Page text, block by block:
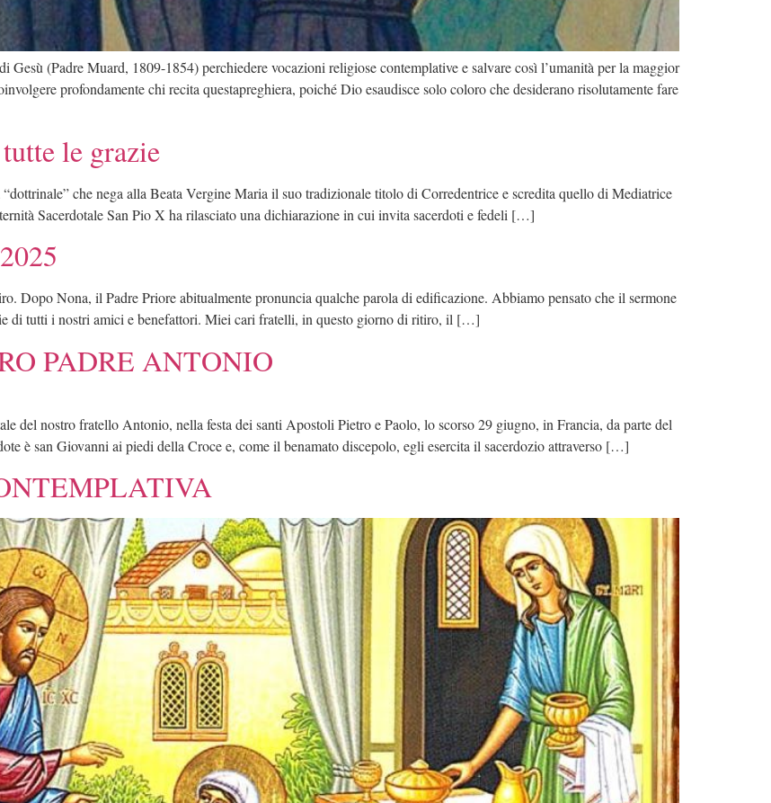
(Padre Muard, 1809-1854) perchiedere vocazioni religiose contemplative e salvare così l’umanità per la maggior
profondamente chi recita questapreghiera, poiché Dio esaudisce solo coloro che desiderano risolutamente fare
le grazie
che nega alla Beata Vergine Maria il suo tradizionale titolo di Corredentrice e scredita quello di Mediatrice
Sacerdotale San Pio X ha rilasciato una dichiarazione in cui invita sacerdoti e fedeli […]
Dopo Nona, il Padre Priore abitualmente pronuncia qualche parola di edificazione. Abbiamo pensato che il sermone
di tutti i nostri amici e benefattori. Miei cari fratelli, in questo giorno di ritiro, il […]
PADRE ANTONIO
del nostro fratello Antonio, nella festa dei santi Apostoli Pietro e Paolo, lo scorso 29 giugno, in Francia, da parte del
è san Giovanni ai piedi della Croce e, come il benamato discepolo, egli esercita il sacerdozio attraverso […]